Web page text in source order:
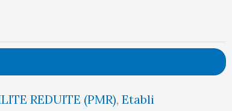
REDUITE (PMR), Etabli